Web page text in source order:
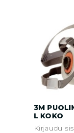
3M
L KOKO
Kirjaudu